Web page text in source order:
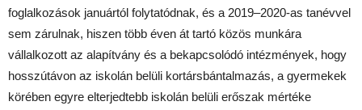
foglalkozások januártól folytatódnak, és a 2019–2020-as tanévvel
sem zárulnak, hiszen több éven át tartó közös munkára
vállalkozott az alapítvány és a bekapcsolódó intézmények, hogy
hosszútávon az iskolán belüli kortársbántalmazás, a gyermekek
körében egyre elterjedtebb iskolán belüli erőszak mértéke